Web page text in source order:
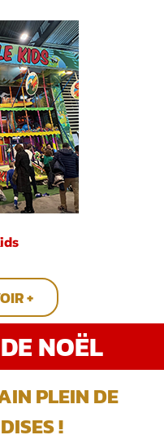
+
NOËL
PLEIN DE
!